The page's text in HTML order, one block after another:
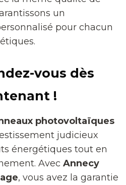
un
pour chacun
vous dès
!
photovoltaïques
judicieux
énergétiques tout en
Avec Annecy
, vous avez la garantie